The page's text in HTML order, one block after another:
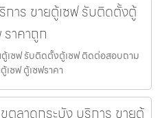
การ ขายตู้เซฟ รับติดตั้งตู้
าคาถูก
ตู้เซฟ รับติดตั้งตู้เซฟ ติดต่อสอบถาม
เซฟ ตู้เซฟราคา
ตลาดกระบัง บริการ ขายตู้